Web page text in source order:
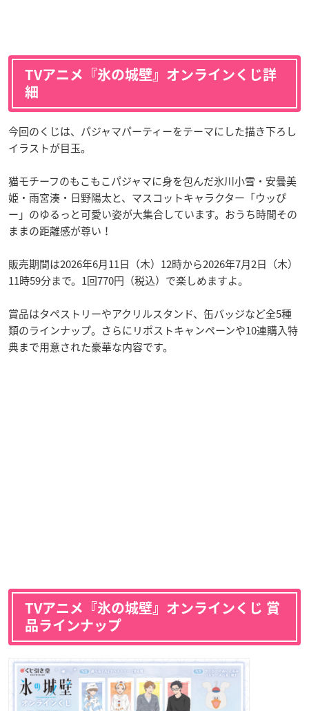
TVアニメ『氷の城壁』オンラインくじ詳
細
今回のくじは、パジャマパーティーをテーマにした描き下ろし
イラストが目玉。
猫モチーフのもこもこパジャマに身を包んだ氷川小雪・安曇美
姫・雨宮湊・日野陽太と、マスコットキャラクター「ウッぴ
ー」のゆるっと可愛い姿が大集合しています。おうち時間その
ままの距離感が尊い！
販売期間は2026年6月11日（木）12時から2026年7月2日（木）
11時59分まで。1回770円（税込）で楽しめますよ。
賞品はタペストリーやアクリルスタンド、缶バッジなど全5種
類のラインナップ。さらにリポストキャンペーンや10連購入特
典まで用意された豪華な内容です。
TVアニメ『氷の城壁』オンラインくじ 賞
品ラインナップ